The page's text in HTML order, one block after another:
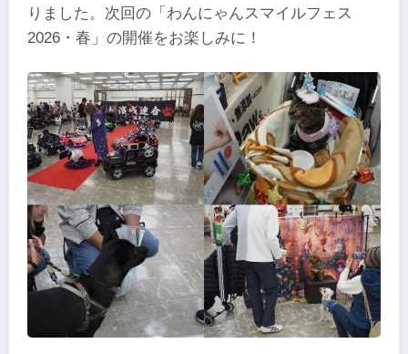
りました。次回の「わんにゃんスマイルフェス
2026・春」の開催をお楽しみに！